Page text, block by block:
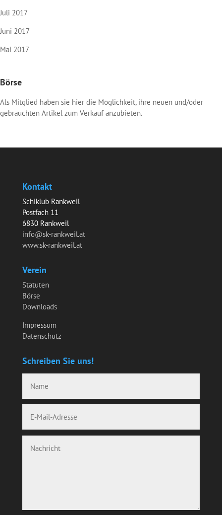
Juli 2017
Juni 2017
Mai 2017
Börse
Als Mitglied haben sie hier die Möglichkeit, ihre neuen und/oder
gebrauchten Artikel zum Verkauf anzubieten.
Kontakt
Schiklub Rankweil
Postfach 11
6830 Rankweil
info@sk-rankweil.at
www.sk-rankweil.at
Verein
Statuten
Börse
Downloads
Impressum
Datenschutz
Schreiben Sie uns!